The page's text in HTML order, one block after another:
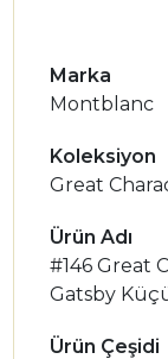
Marka
Montblanc
Koleksiyon
Great
Ürün Adı
#146 Great
Gatsby
Ürün Çeşidi